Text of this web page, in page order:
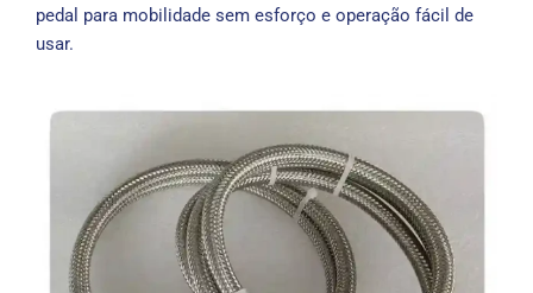
pedal para mobilidade sem esforço e operação fácil de
usar.